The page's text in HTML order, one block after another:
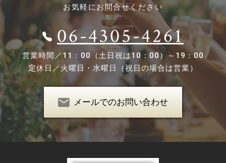
お気軽にお問合せください
06-4305-4261
営業時間／ 11：00（土日祝は10：00）～19：00
定休日／火曜日・水曜日（祝日の場合は営業）
メールでのお問い合わせ